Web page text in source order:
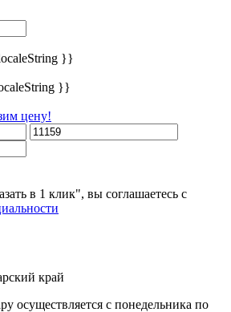
}}
}}
цену!
в 1 клик", вы соглашаетесь с
край
осуществляется с понедельника по